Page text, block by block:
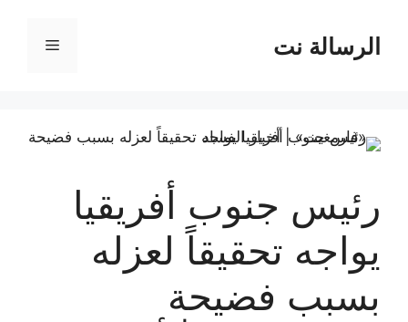
المحتوىالرسالة نت القائمة
رئيس جنوب أفريقيا
يواجه تحقيقاً لعزله
بسبب فضيحة